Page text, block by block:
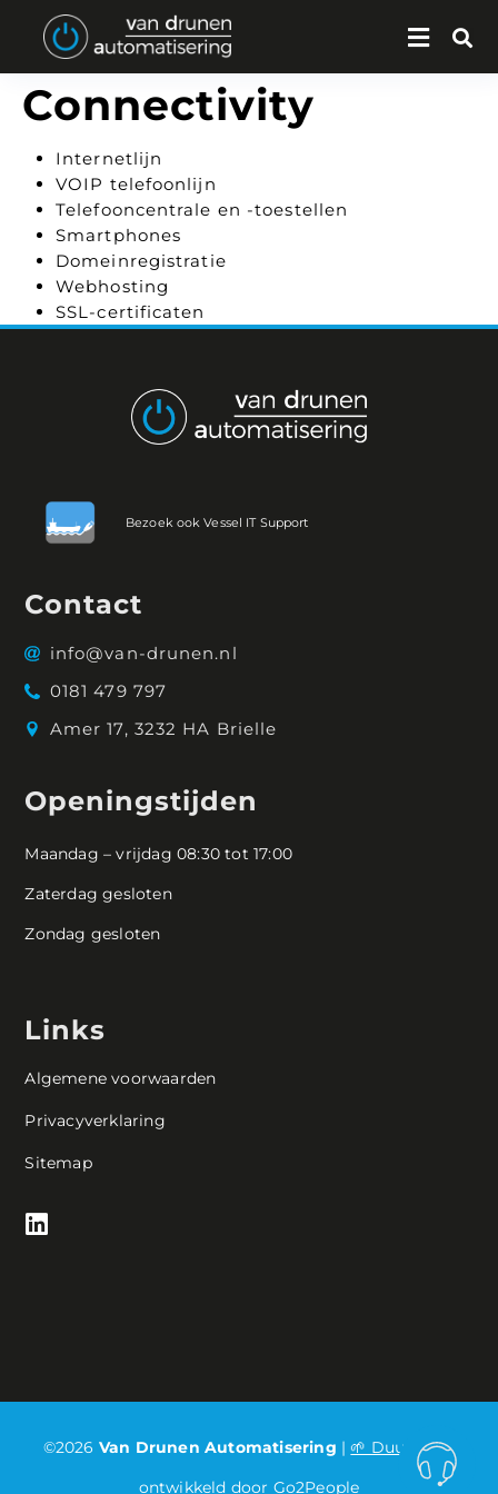
Connectivity
Internetlijn
VOIP telefoonlijn
Telefooncentrale en -toestellen
Smartphones
Domeinregistratie
Webhosting
SSL-certificaten
Bezoek ook Vessel IT Support
Contact
info@van-drunen.nl
0181 479 797
Amer 17, 3232 HA Brielle
Openingstijden
Maandag – vrijdag 08:30 tot 17:00
Zaterdag gesloten
Zondag gesloten
Links
Algemene voorwaarden
Privacyverklaring
Sitemap
©2026 Van Drunen Automatisering |🌱 Duurzaam
ontwikkeld door Go2People